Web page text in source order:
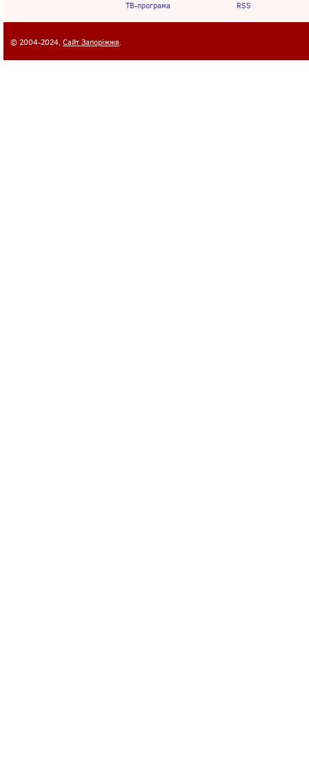
ТВ-програма
RSS
© 2004-2024, Сайт Запоріжжя.